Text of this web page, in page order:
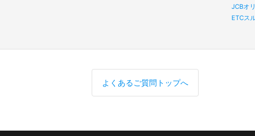
JCBオ
ETCス
よくあるご質問トップへ